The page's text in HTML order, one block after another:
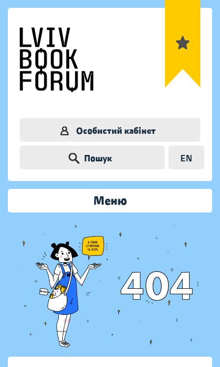
Особистий кабінет
Пошук EN
Меню